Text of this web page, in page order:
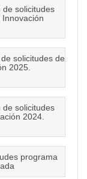
de solicitudes
solicitudes de
2025.
de solicitudes
2024.
programa